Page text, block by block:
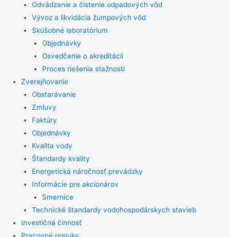
Odvádzanie a čistenie odpadových vôd
Vývoz a likvidácia žumpových vôd
Skúšobné laboratórium
Objednávky
Osvedčenie o akreditácii
Proces riešenia sťažnosti
Zverejňovanie
Obstarávanie
Zmluvy
Faktúry
Objednávky
Kvalita vody
Štandardy kvality
Energetická náročnosť prevádzky
Informácie pre akcionárov
Smernice
Technické štandardy vodohospodárskych stavieb
Investičná činnosť